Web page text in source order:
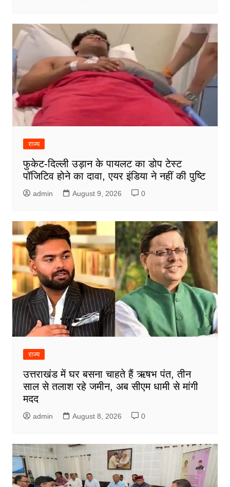
राज्य
फुकेट-दिल्ली उड़ान के पायलट का डोप टेस्ट
पॉजिटिव होने का दावा, एयर इंडिया ने नहीं की पुष्टि
admin August 9, 2026 0
राज्य
उत्तराखंड में घर बसना चाहते हैं ऋषभ पंत, तीन
साल से तलाश रहे जमीन, अब सीएम धामी से मांगी
मदद
admin August 8, 2026 0